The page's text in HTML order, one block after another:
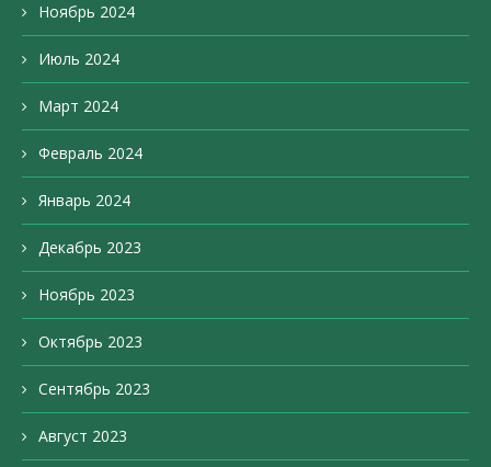
Ноябрь 2024
Июль 2024
Март 2024
Февраль 2024
Январь 2024
Декабрь 2023
Ноябрь 2023
Октябрь 2023
Сентябрь 2023
Август 2023